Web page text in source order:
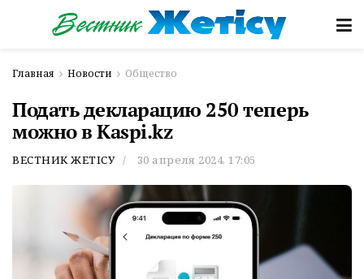
Главная Новости Общество
Подать декларацию 250 теперь
можно в Kaspi.kz
ВЕСТНИК ЖЕТІСУ 30 апреля 2024, 17:05